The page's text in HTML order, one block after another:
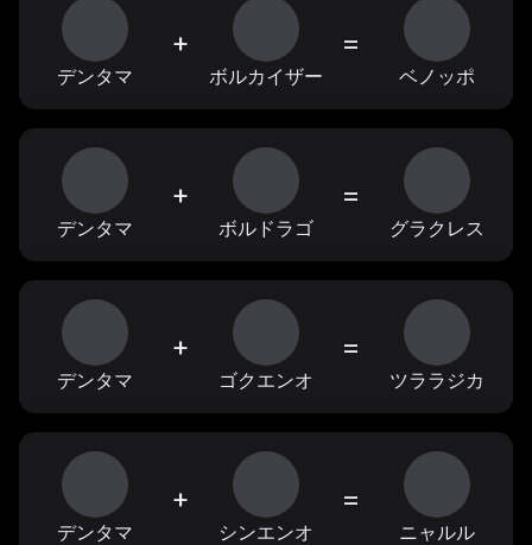
デンタマ
+
ボルカイザー
=
ベノッポ
デンタマ
+
ボルドラゴ
=
グラクレス
デンタマ
+
ゴクエンオ
=
ツララジカ
デンタマ
+
シンエンオ
=
ニャルル